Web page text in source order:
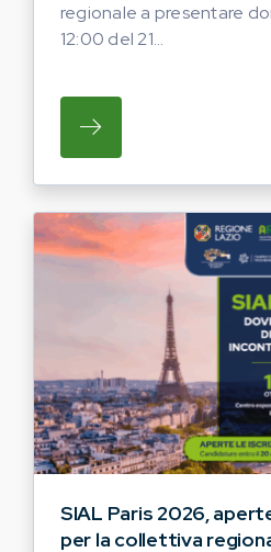
regionale a presentare
12:00 del 21...
SU REGIONE
SIAL Paris 2026,
per la collettiva